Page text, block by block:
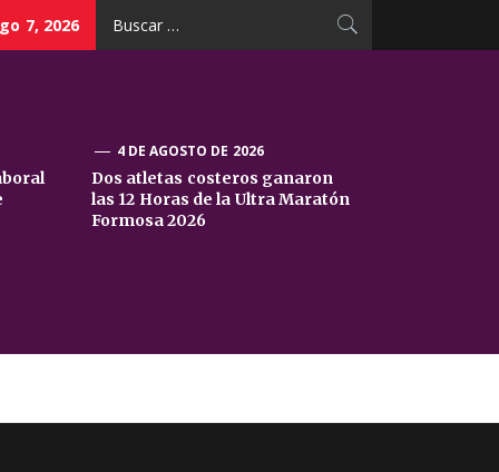
7, 2026
4 DE AGOSTO DE 2026
Dos atletas costeros ganaron
las 12 Horas de la Ultra Maratón
Formosa 2026